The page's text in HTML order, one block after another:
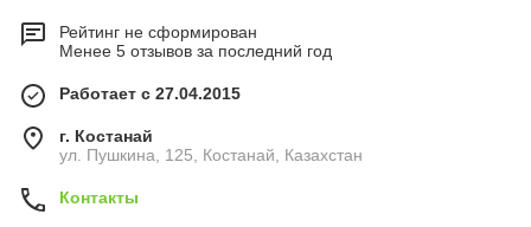
Рейтинг не сформирован
Менее 5 отзывов за последний год
Работает с 27.04.2015
г. Костанай
ул. Пушкина, 125, Костанай, Казахстан
Контакты